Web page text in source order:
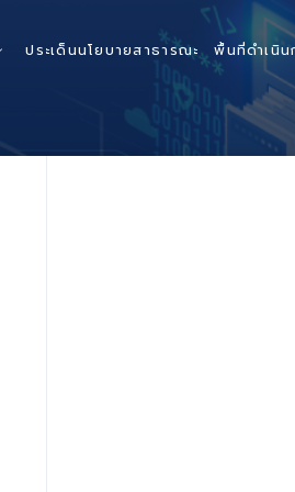
ประเด็นนโยบายสาธารณะ พื้นที่ดำเนิน